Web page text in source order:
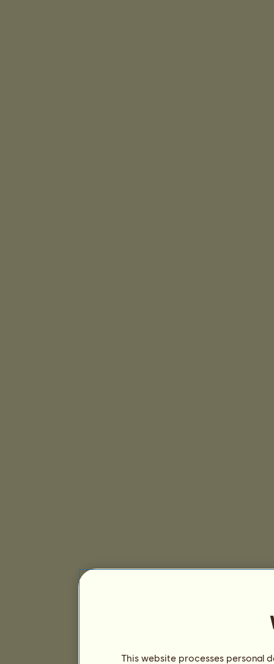
This website processes personal